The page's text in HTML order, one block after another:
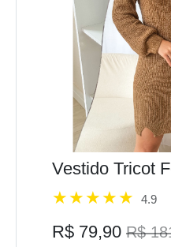
Vestido Tricot
4.9
R$ 79,90 R$